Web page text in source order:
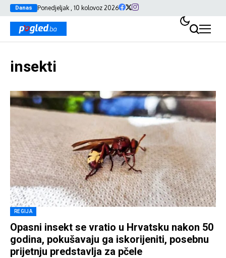
Danas Ponedjeljak , 10 kolovoz 2026
insekti
REGIJA
Opasni insekt se vratio u Hrvatsku nakon 50
godina, pokušavaju ga iskorijeniti, posebnu
prijetnju predstavlja za pčele